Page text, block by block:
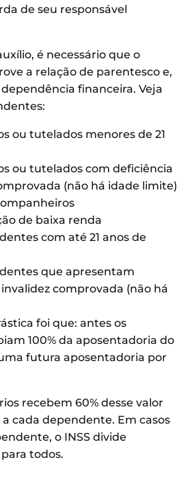
de seu responsável
é necessário que o
a relação de parentesco e,
financeira. Veja
ou tutelados menores de 21
ou tutelados com deficiência
(não há idade limite)
de baixa renda
com até 21 anos de
que apresentam
comprovada (não há
foi que: antes os
100% da aposentadoria do
futura aposentadoria por
recebem 60% desse valor
cada dependente. Em casos
o INSS divide
todos.